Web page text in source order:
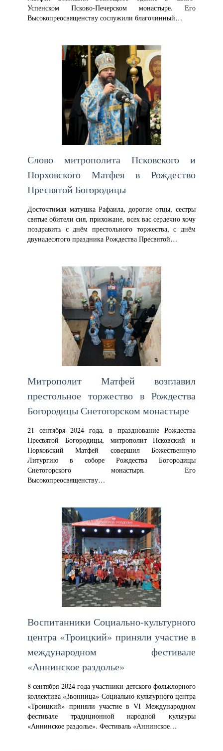
Успенском Псково-Печерском монастыре. Его
Высокопреосвященству сослужили благочинный…
Слово митрополита Псковского и
Порховского Матфея в Рождество
Пресвятой Богородицы
Досточтимая матушка Рафаила, дорогие отцы, сестры
святые обители сия, прихожане, всех вас сердечно хочу
поздравить с днём престольного торжества, с днём
двунадесятого праздника Рождества Пресвятой…
Митрополит Матфей возглавил
престольное торжество в Рождества
Богородицы Снетогорском монастыре
21 сентября 2024 года, в празднование Рождества
Пресвятой Богородицы, митрополит Псковский и
Порховский Матфей совершил Божественную
Литургию в соборе Рождества Богородицы
Снетогорского монастыря. Его
Высокопреосвященству…
Воспитанники Социально-культурного
центра «Троицкий» приняли участие в
международном фестивале
«Аннинское раздолье»
8 сентября 2024 года участники детского фольклорного
коллектива «Звонница» Социально-культурного центра
«Троицкий» приняли участие в VI Международном
фестивале традиционной народной культуры
«Аннинское раздолье». Фестиваль «Аннинское…